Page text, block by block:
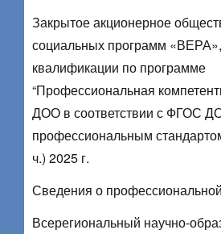
Закрытое акционерное
социальных программ
квалификации по программе
“Профессиональная
ДОО в соответствии с ФГОС
профессиональным
ч.) 2025 г.
Сведения о
Всерегиональный научно-